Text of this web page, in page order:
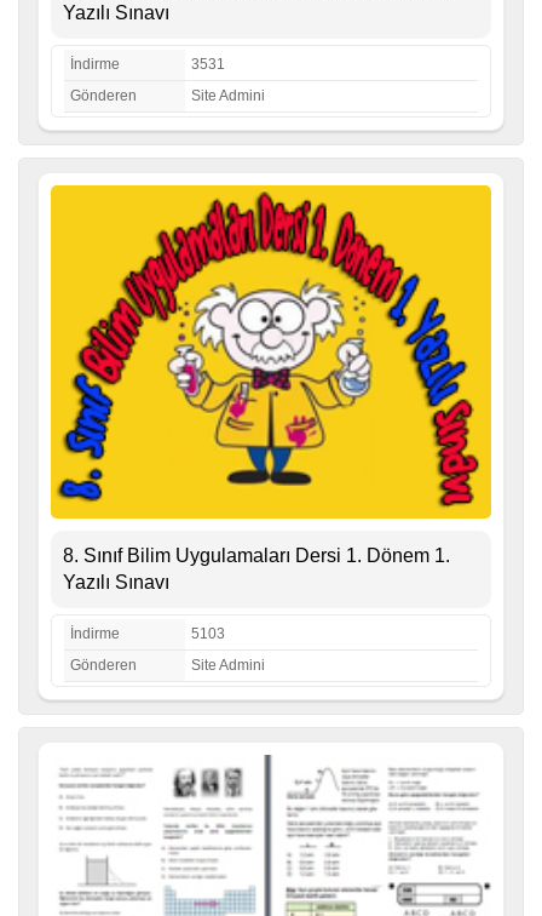
Yazılı Sınavı
İndirme
3531
Gönderen
Site Admini
8. Sınıf Bilim Uygulamaları Dersi 1. Dönem 1.
Yazılı Sınavı
İndirme
5103
Gönderen
Site Admini